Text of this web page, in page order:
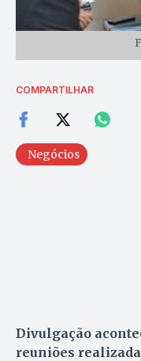
COMPARTILHAR
Negócios
Divulgação
reuniões